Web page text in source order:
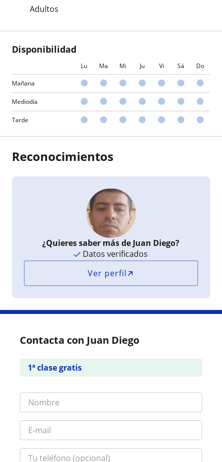
Adultos
Disponibilidad
Lu Ma Mi Ju Vi Sá Do
Mañana
Mediodía
Tarde
Reconocimientos
¿Quieres saber más de Juan Diego?
Datos verificados
Ver perfil
Contacta con Juan Diego
1ª clase gratis